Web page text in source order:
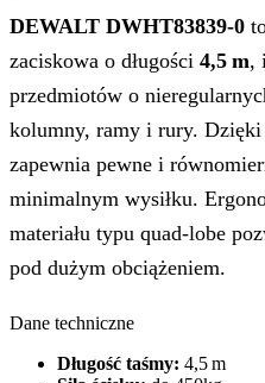
DEWALT DWHT83839‑0
zaciskowa o długości 4,5 m,
przedmiotów o
kolumny, ramy i rury. Dzięki
zapewnia pewne i
minimalnym wysiłku.
materiału typu quad‑lobe
pod dużym obciążeniem.
Dane techniczne
Długość taśmy: 4,5 m